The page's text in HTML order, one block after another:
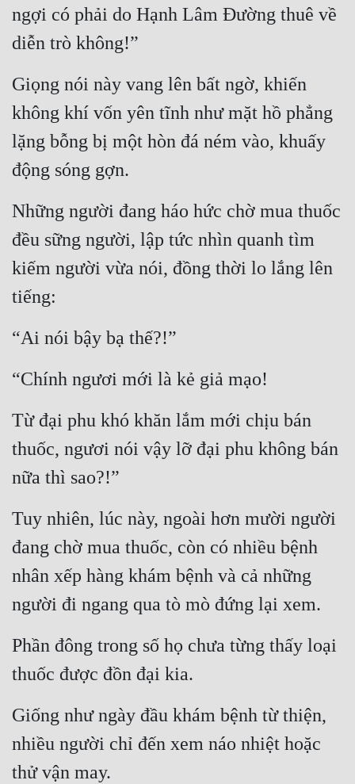
ngợi có phải do Hạnh Lâm Đường thuê về
diễn trò không!”
Giọng nói này vang lên bất ngờ, khiến
không khí vốn yên tĩnh như mặt hồ phẳng
lặng bỗng bị một hòn đá ném vào, khuấy
động sóng gợn.
Những người đang háo hức chờ mua thuốc
đều sững người, lập tức nhìn quanh tìm
kiếm người vừa nói, đồng thời lo lắng lên
tiếng:
“Ai nói bậy bạ thế?!”
“Chính ngươi mới là kẻ giả mạo!
Từ đại phu khó khăn lắm mới chịu bán
thuốc, ngươi nói vậy lỡ đại phu không bán
nữa thì sao?!”
Tuy nhiên, lúc này, ngoài hơn mười người
đang chờ mua thuốc, còn có nhiều bệnh
nhân xếp hàng khám bệnh và cả những
người đi ngang qua tò mò đứng lại xem.
Phần đông trong số họ chưa từng thấy loại
thuốc được đồn đại kia.
Giống như ngày đầu khám bệnh từ thiện,
nhiều người chỉ đến xem náo nhiệt hoặc
thử vận may.